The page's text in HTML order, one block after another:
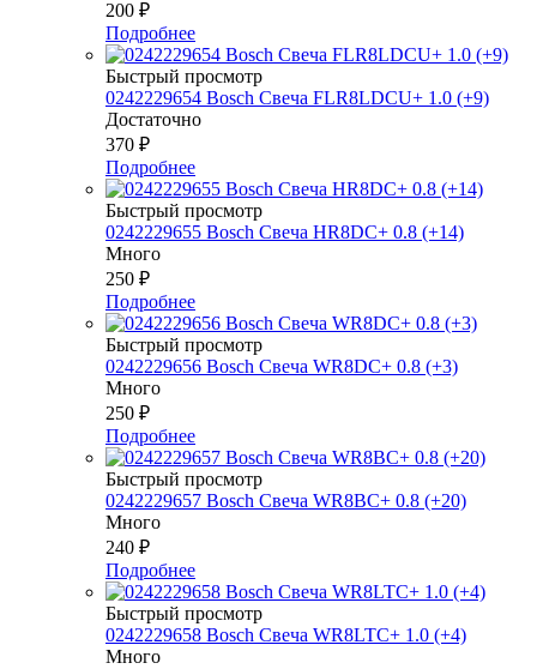
200 ₽
Подробнее
Быстрый просмотр
0242229654 Bosch Свеча FLR8LDCU+ 1.0 (+9)
Достаточно
370 ₽
Подробнее
Быстрый просмотр
0242229655 Bosch Свеча HR8DC+ 0.8 (+14)
Много
250 ₽
Подробнее
Быстрый просмотр
0242229656 Bosch Свеча WR8DC+ 0.8 (+3)
Много
250 ₽
Подробнее
Быстрый просмотр
0242229657 Bosch Свеча WR8BC+ 0.8 (+20)
Много
240 ₽
Подробнее
Быстрый просмотр
0242229658 Bosch Свеча WR8LTC+ 1.0 (+4)
Много